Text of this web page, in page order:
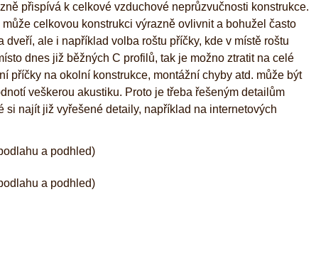
přispívá k celkové vzduchové neprůzvučnosti konstrukce.
celkovou konstrukci výrazně ovlivnit a bohužel často
ale i například volba roštu příčky, kde v místě roštu
dnes již běžných C profilů, tak je možno ztratit na celé
příčky na okolní konstrukce, montážní chyby atd. může být
veškerou akustiku. Proto je třeba řešeným detailům
najít již vyřešené detaily, například na internetových